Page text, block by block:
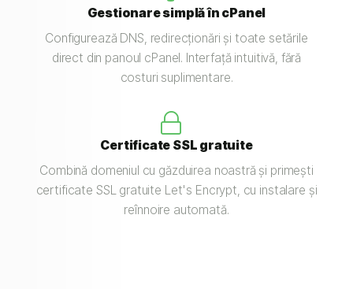
Gestionare simplă în cPanel
Configurează DNS, redirecționări și toate setările
direct din panoul cPanel. Interfață intuitivă, fără
costuri suplimentare.
Certificate SSL gratuite
Combină domeniul cu găzduirea noastră și primești
certificate SSL gratuite Let's Encrypt, cu instalare și
reînnoire automată.